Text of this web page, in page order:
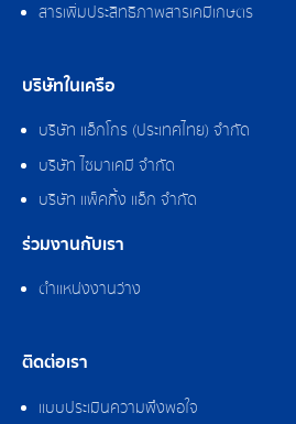
สารเพิ่มประสิทธิภาพสารเคมีเกษตร
บริษัทในเครือ
บริษัท แอ็กโกร (ประเทศไทย) จำกัด
บริษัท ไซมาเคมี จำกัด
บริษัท แพ็คกิ้ง แอ็ก จำกัด
ร่วมงานกับเรา
ตำแหน่งงานว่าง
ติดต่อเรา
แบบประเมินความพึงพอใจ